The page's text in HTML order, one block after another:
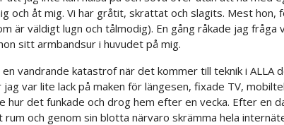
och åt mig. Vi har gråtit, skrattat och slagits. Mest hon,
är väldigt lugn och tålmodig). En gång råkade jag fråga
sitt armbandsur i huvudet på mig.
vandrande katastrof när det kommer till teknik i ALLA
jag var lite lack på maken för längesen, fixade TV,
hur det funkade och drog hem efter en vecka. Efter en
rum och genom sin blotta närvaro skrämma hela